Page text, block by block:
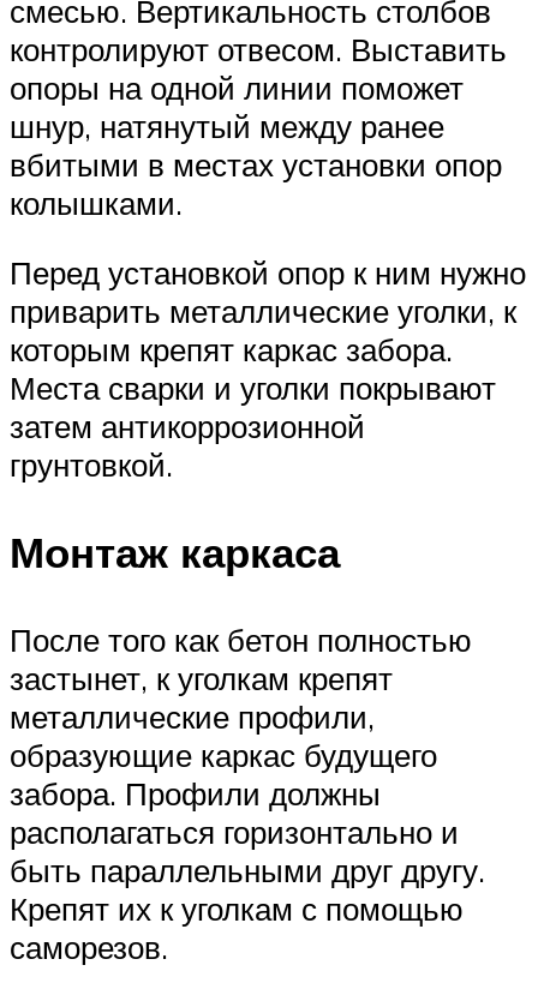
смесью. Вертикальность столбов
контролируют отвесом. Выставить
опоры на одной линии поможет
шнур, натянутый между ранее
вбитыми в местах установки опор
колышками.
Перед установкой опор к ним нужно
приварить металлические уголки, к
которым крепят каркас забора.
Места сварки и уголки покрывают
затем антикоррозионной
грунтовкой.
Монтаж каркаса
После того как бетон полностью
застынет, к уголкам крепят
металлические профили,
образующие каркас будущего
забора. Профили должны
располагаться горизонтально и
быть параллельными друг другу.
Крепят их к уголкам с помощью
саморезов.